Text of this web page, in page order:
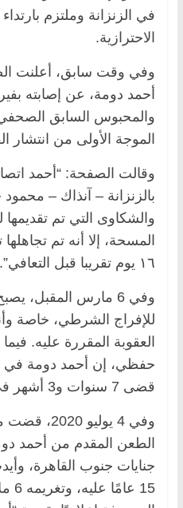
في الزنزانة وملتزم
الاحترازية.
وفي وقت سابق، أعلنت
أحمد دومة، عن إصابته
والمحبوس السابق
الموجة الأولى من انتشار
وقالت الصفحة: “أحمد
بالزنزانة – آنذاك –
والشكاوى التي تم تقديمها
المسحة، إلا أنه تم
١٦ يوم تقريبا قبل التعافي”.
وفي 6 مارس المقبل،
للإفراج الشرطي، خاصة
العقوبة المقررة عليه.
حفظي، إن أحمد دومة في
قضى 7 سنوات و3 أشهر في الحبس.
وفي 4
الطعن المقدم من أحمد
جنايات جنوب القاهرة،
15